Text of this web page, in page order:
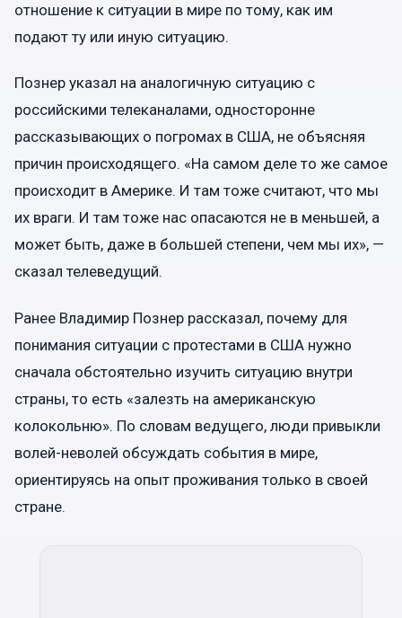
отношение к ситуации в мире по тому, как им
подают ту или иную ситуацию.
Познер указал на аналогичную ситуацию с
российскими телеканалами, односторонне
рассказывающих о погромах в США, не объясняя
причин происходящего. «На самом деле то же самое
происходит в Америке. И там тоже считают, что мы
их враги. И там тоже нас опасаются не в меньшей, а
может быть, даже в большей степени, чем мы их», —
сказал телеведущий.
Ранее Владимир Познер рассказал, почему для
понимания ситуации с протестами в США нужно
сначала обстоятельно изучить ситуацию внутри
страны, то есть «залезть на американскую
колокольню». По словам ведущего, люди привыкли
волей-неволей обсуждать события в мире,
ориентируясь на опыт проживания только в своей
стране.